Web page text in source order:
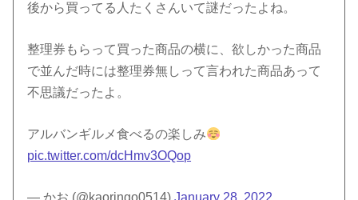
後から買ってる人たくさんいて謎だったよね。
整理券もらって買った商品の横に、欲しかった商品
で並んだ時には整理券無しって言われた商品あって
不思議だったよ。
アルバンギルメ食べるの楽しみ
pic.twitter.com/dcHmv3OQop